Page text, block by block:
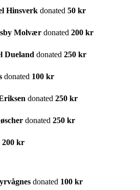
Hinsverk donated 50 kr
Molvær donated 200 kr
Dueland donated 250 kr
donated 100 kr
donated 250 kr
donated 250 kr
200 kr
donated 100 kr